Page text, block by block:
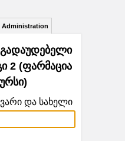
Administration
2 (ფარმაცია
და სახელი